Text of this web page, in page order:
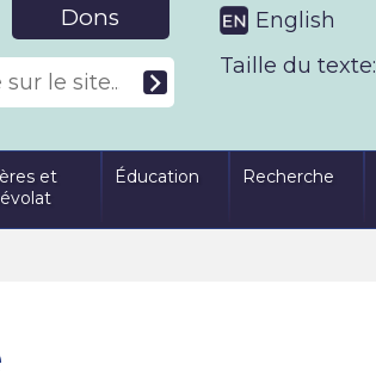
Dons
English
Taille du texte:
et
Éducation Recherche